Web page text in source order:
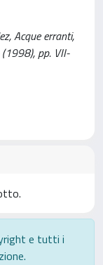
Acque erranti,
(1998), pp. VII-
e tutti i